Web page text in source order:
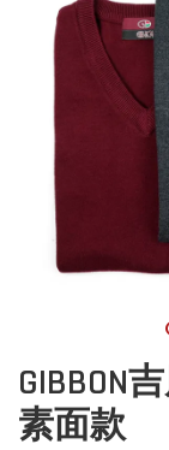
GIBBON
素面款